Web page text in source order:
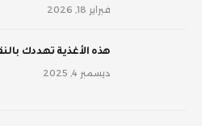
فبراير 18, 2026
‫هذه الأغذية تهددك
ديسمبر 4, 2025